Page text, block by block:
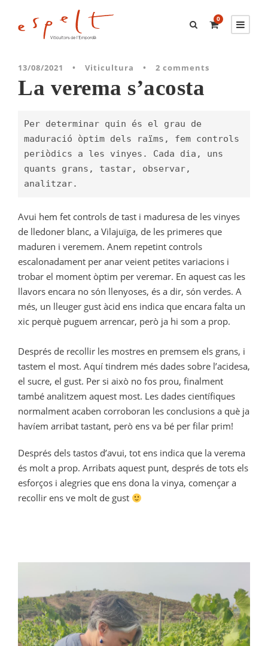
0
13/08/2021 • Viticultura • 2 comments
La verema s’acosta
Per determinar quin és el grau de
maduració òptim dels raïms, fem controls
periòdics a les vinyes. Cada dia, uns
quants grans, tastar, observar,
analitzar.
Avui hem fet controls de tast i maduresa de les vinyes
de lledoner blanc, a Vilajuïga, de les primeres que
maduren i veremem. Anem repetint controls
escalonadament per anar veient petites variacions i
trobar el moment òptim per veremar. En aquest cas les
llavors encara no són llenyoses, és a dir, són verdes. A
més, un lleuger gust àcid ens indica que encara falta un
xic perquè puguem arrencar, però ja hi som a prop.
Després de recollir les mostres en premsem els grans, i
tastem el most. Aquí tindrem més dades sobre l’acidesa,
el sucre, el gust. Per si això no fos prou, finalment
també analitzem aquest most. Les dades científiques
normalment acaben corroboran les conclusions a què ja
havíem arribat tastant, però ens va bé per filar prim!
Després dels tastos d’avui, tot ens indica que la verema
és molt a prop. Arribats aquest punt, després de tots els
esforços i alegries que ens dona la vinya, començar a
recollir ens ve molt de gust